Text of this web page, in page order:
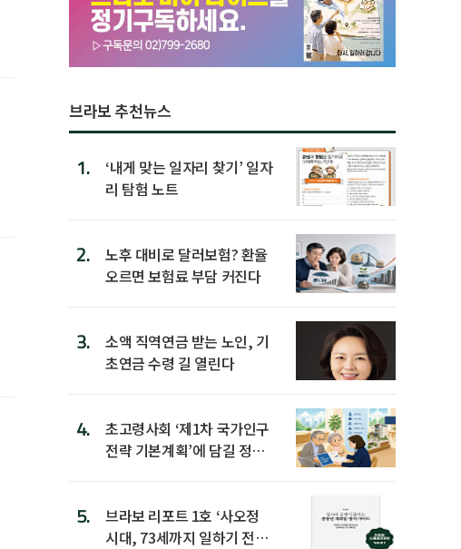
브라보 추천뉴스
1.
‘내게 맞는 일자리 찾기’ 일자
리 탐험 노트
2.
노후 대비로 달러보험? 환율
오르면 보험료 부담 커진다
3.
소액 직역연금 받는 노인, 기
초연금 수령 길 열린다
4.
초고령사회 ‘제1차 국가인구
전략 기본계획’에 담길 정책
5.
브라보 리포트 1호 ‘사오정
시대, 73세까지 일하기 전략’